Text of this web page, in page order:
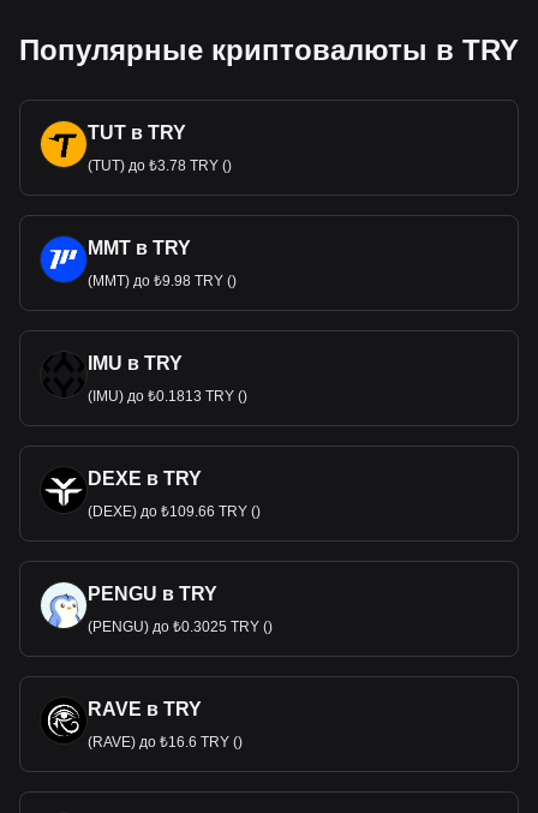
Популярные криптовалюты в TRY
TUT в TRY
(TUT) до ₺3.78 TRY ()
MMT в TRY
(MMT) до ₺9.98 TRY ()
IMU в TRY
(IMU) до ₺0.1813 TRY ()
DEXE в TRY
(DEXE) до ₺109.66 TRY ()
PENGU в TRY
(PENGU) до ₺0.3025 TRY ()
RAVE в TRY
(RAVE) до ₺16.6 TRY ()